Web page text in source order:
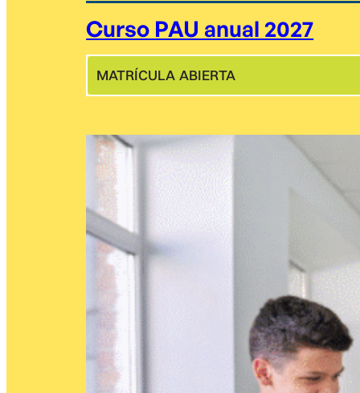
Curso PAU anual 2027
MATRÍCULA ABIERTA